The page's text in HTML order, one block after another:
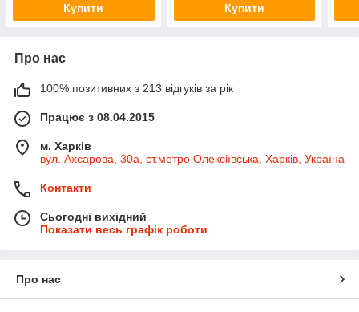
Купити Купити
Про нас
100% позитивних з 213 відгуків за рік
Працює з 08.04.2015
м. Харків
вул. Ахсарова, 30а, ст.метро Олексіївська, Харків, Україна
Контакти
Сьогодні вихідний
Показати весь графік роботи
Про нас